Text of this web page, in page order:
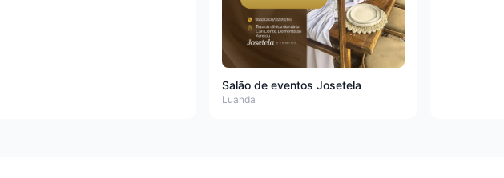
Salão de eventos Josetela
Luanda